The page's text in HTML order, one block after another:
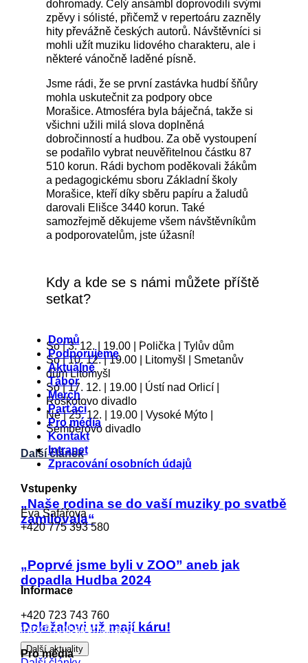
dohromady. Celý ansámbl doprovodili svými
zpěvy i sólisté, přičemž v repertoáru zazněly
hity převážně českých autorů. Návštěvníci si
mohli užít muziku lidového charakteru, ale i
některé vánočně laděné písně.
Jsme rádi, že se první zastávka hudbí šňůry
mohla uskutečnit za podpory obce
Morašice. Atmosféra byla báječná, takže si
všichni užili milá slova doplněná
dobročinností a hudbou. Za obě vystoupení
se podařilo vybrat neuvěřitelnou částku 87
510 korun. Rádi bychom poděkovali žákům
a pedagogickému sboru Základní školy
Morašice, kteří díky sběru papíru a žaludů
darovali Elišce 3440 korun. Také
samozřejmě děkujeme všem návštěvníkům
a podporovatelům, jste úžasní!
Kdy a kde se s námi můžete příště
setkat?
So | 3. 12. | 19.00 | Polička | Tylův dům
So | 10. 12. | 19.00 | Litomyšl | Smetanův
dům Litomyšl
So | 17. 12. | 19.00 | Ústí nad Orlicí |
Roškotovo divadlo
Ne | 25. 12. | 19.00 | Vysoké Mýto |
Šemberovo divadlo
Další článek
„Naše rodina se do vaší muziky po svatbě
zamilovala“
„Poprvé jsme byli v ZOO” aneb jak
dopadla Hudba 2024
Doležalovi už mají káru!
Další aktuality
Menu Domů
Podporujeme
Aktuálně
Tábor
Merch
Parťáci
Pro média
Kontakt
Intranet
Zpracování osobních údajů
Vstupenky
Eva Šafářova
+420 775 393 580
Informace
+420 723 743 760
info@hudbapomaha.cz
Pro média